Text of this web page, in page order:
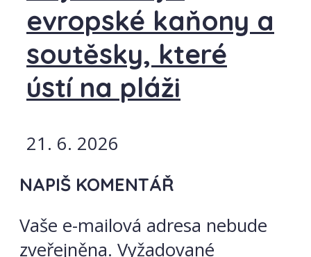
evropské kaňony a
soutěsky, které
ústí na pláži
21. 6. 2026
NAPIŠ KOMENTÁŘ
Vaše e-mailová adresa nebude
zveřejněna. Vyžadované